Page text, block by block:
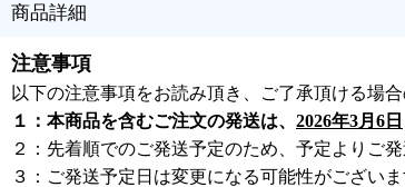
商品詳細
注意事項
以下の注意事項をお読み頂き、ご了承頂ける場合
１：本商品を含むご注文の発送は、 2026年3月6日
２：先着順でのご発送予定のため、予定よりご
３：ご発送予定日は変更になる可能性がございま